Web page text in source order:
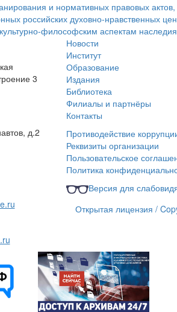
и нормативных правовых
российских духовно-нравственных
философским аспектам
3
д.2
Новости
Институт
Образование
Издания
Библиотека
Филиалы и партнёры
Контакты
Противодействие
Реквизиты организации
Пользовательское
Политика
Версия для
Открытая лицензия /